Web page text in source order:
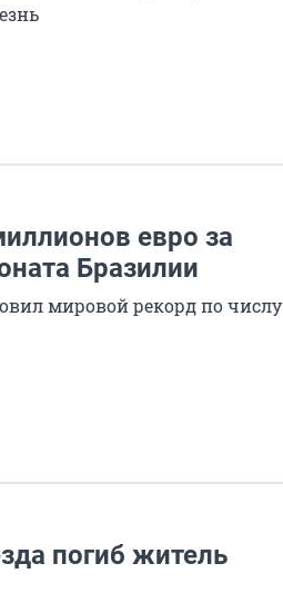
евро за
Бразилии
мировой рекорд по числу
погиб житель